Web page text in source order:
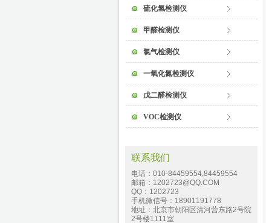
硫化氢检测仪
甲醛检测仪
氯气检测仪
一氧化氮检测仪
戊二醛检测仪
VOC检测仪
联系我们
电话：010-84459554,84459554
邮箱：1202723@QQ.COM
QQ：1202723
手机微信号：18901191778
地址：北京市朝阳区清河营东路2号院
2号楼1111室